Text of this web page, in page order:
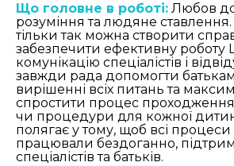
Що головне в роботі: Любов
розуміння та людяне
тільки так можна створити
забезпечити ефективну роботу
комунікацію спеціалістів і
завжди рада допомогти батькам
вирішенні всіх питань та
спростити процес проходження
чи процедури для кожної
полягає у тому, щоб всі процеси
працювали бездоганно,
спеціалістів та батьків.